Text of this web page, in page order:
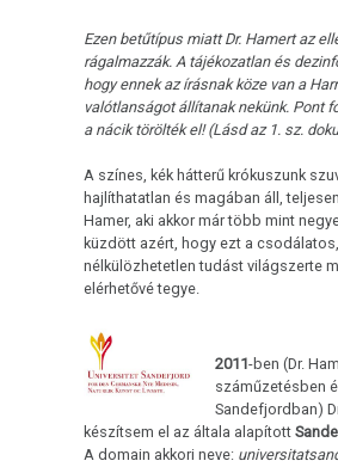
Ezen betűtípus miatt Dr. Hamert az
rágalmazzák. A tájékozatlan és
hogy ennek az írásnak köze van a
valótlanságot állítanak nekünk. Pont
a nácik törölték el! (Lásd az 1. sz.
A színes, kék hátterű krókuszunk
hajlíthatatlan és magában áll,
Hamer, aki akkor már több mint
küzdött azért, hogy ezt a
nélkülözhetetlen tudást világszerte
elérhetővé tegye.
2011-ben (Dr.
száműzetésben
Sandefjordban)
készítsem el az általa alapított
A domain akkori neve: